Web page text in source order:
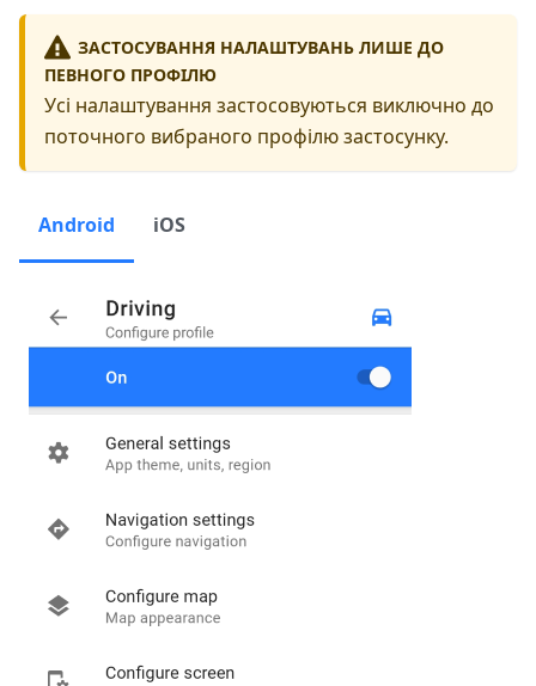
ЗАСТОСУВАННЯ НАЛАШТУВАНЬ ЛИШЕ ДО
ПЕВНОГО ПРОФІЛЮ
Усі налаштування застосовуються виключно до
поточного вибраного профілю застосунку.
Android iOS